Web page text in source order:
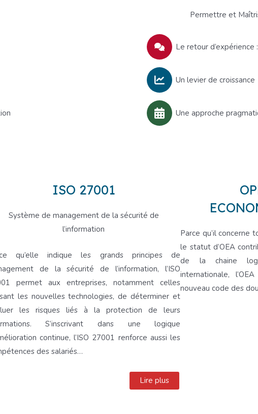
Permettre et
Le retour d’expérience
Un levier de croissance
Une approche
ISO 27001
Système de management de la sécurité de
l’information
qu’elle indique les grands principes de
de la sécurité de l’information, l’ISO
permet aux entreprises, notamment celles
les nouvelles technologies, de déterminer et
les risques liés à la protection de leurs
S’inscrivant dans une logique
continue, l’ISO 27001 renforce aussi les
des salariés…
Lire plus
Parce qu’il concerne
le statut d’OEA
de la chaine
internationale,
nouveau code des